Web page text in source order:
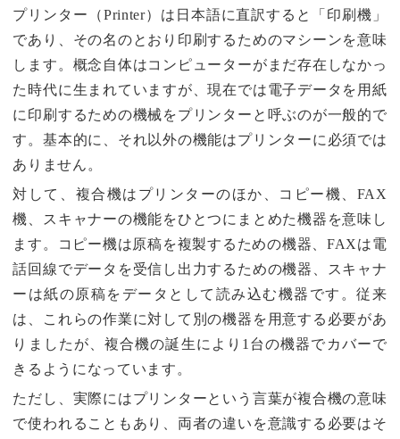
プリンター（Printer）は日本語に直訳すると「印刷機」
であり、その名のとおり印刷するためのマシーンを意味
します。概念自体はコンピューターがまだ存在しなかっ
た時代に生まれていますが、現在では電子データを用紙
に印刷するための機械をプリンターと呼ぶのが一般的で
す。基本的に、それ以外の機能はプリンターに必須では
ありません。
対して、複合機はプリンターのほか、コピー機、FAX
機、スキャナーの機能をひとつにまとめた機器を意味し
ます。コピー機は原稿を複製するための機器、FAXは電
話回線でデータを受信し出力するための機器、スキャナ
ーは紙の原稿をデータとして読み込む機器です。従来
は、これらの作業に対して別の機器を用意する必要があ
りましたが、複合機の誕生により1台の機器でカバーで
きるようになっています。
ただし、実際にはプリンターという言葉が複合機の意味
で使われることもあり、両者の違いを意識する必要はそ